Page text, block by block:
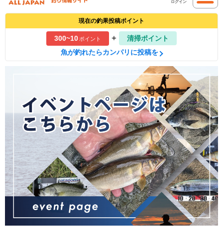
ログイン
現在の釣果投稿ポイント
300~10ポイント +
清掃ポイント
魚が釣れたらカンパリに投稿を